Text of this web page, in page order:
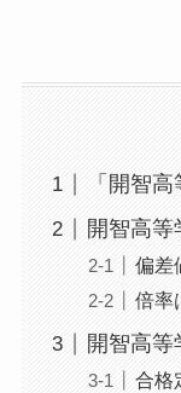
「開智
開智高
偏差
倍率
開智高等
合格